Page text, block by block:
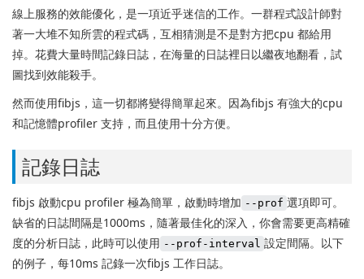
線上服務的效能優化，是一項近乎迷信的工作。 一群程式設計師對
著一大堆不知所雲的程式碼，互相猜測是不是對方把cpu 都給用
掉。 花費大量時間記錄日誌，在海量的日誌裡日以繼夜地翻看，試
圖找到效能殺手。
然而使用fibjs，這一切都將變得簡單起來。 因為fibjs 有強大的cpu
和記憶體profiler 支持，而且使用十分方便。
記錄日誌
fibjs 啟動cpu profiler 極為簡單，啟動時增加 --prof 選項即可。
缺省的日誌間隔是1000ms，隨著最佳化的深入，你會需要更高精確
度的分析日誌，此時可以使用 --prof-interval 設定間隔。 以下
的例子，每10ms 記錄一次fibjs 工作日誌。